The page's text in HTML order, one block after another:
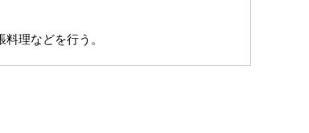
理などを行う。